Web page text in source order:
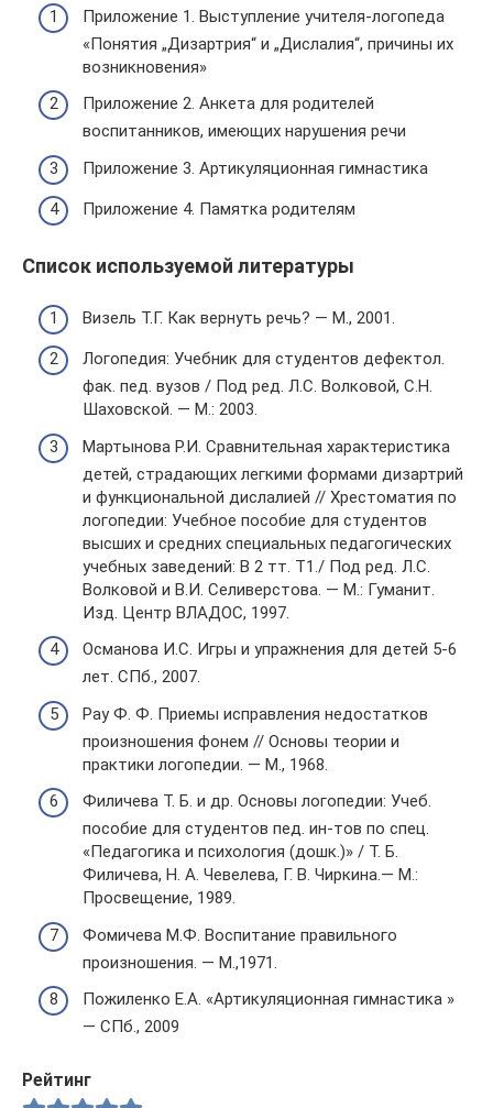
Приложение 1. Выступление учителя-логопеда
«Понятия „Дизартрия“ и „Дислалия“, причины их
возникновения»
Приложение 2. Анкета для родителей
воспитанников, имеющих нарушения речи
Приложение 3. Артикуляционная гимнастика
Приложение 4. Памятка родителям
Список используемой литературы
Визель Т.Г. Как вернуть речь? — М., 2001.
Логопедия: Учебник для студентов дефектол.
фак. пед. вузов / Под ред. Л.С. Волковой, С.Н.
Шаховской. — М.: 2003.
Мартынова Р.И. Сравнительная характеристика
детей, страдающих легкими формами дизартрий
и функциональной дислалией // Хрестоматия по
логопедии: Учебное пособие для студентов
высших и средних специальных педагогических
учебных заведений: В 2 тт. Т1./ Под ред. Л.С.
Волковой и В.И. Селиверстова. — М.: Гуманит.
Изд. Центр ВЛАДОС, 1997.
Османова И.С. Игры и упражнения для детей 5-6
лет. СПб., 2007.
Pay Ф. Ф. Приемы исправления недостатков
произношения фонем // Основы теории и
практики логопедии. — М., 1968.
Филичева Т. Б. и др. Основы логопедии: Учеб.
пособие для студентов пед. ин-тов по спец.
«Педагогика и психология (дошк.)» / Т. Б.
Филичева, Н. А. Чевелева, Г. В. Чиркина.— М.:
Просвещение, 1989.
Фомичева М.Ф. Воспитание правильного
произношения. — М.,1971.
Пожиленко Е.А. «Артикуляционная гимнастика »
— СПб., 2009
Рейтинг